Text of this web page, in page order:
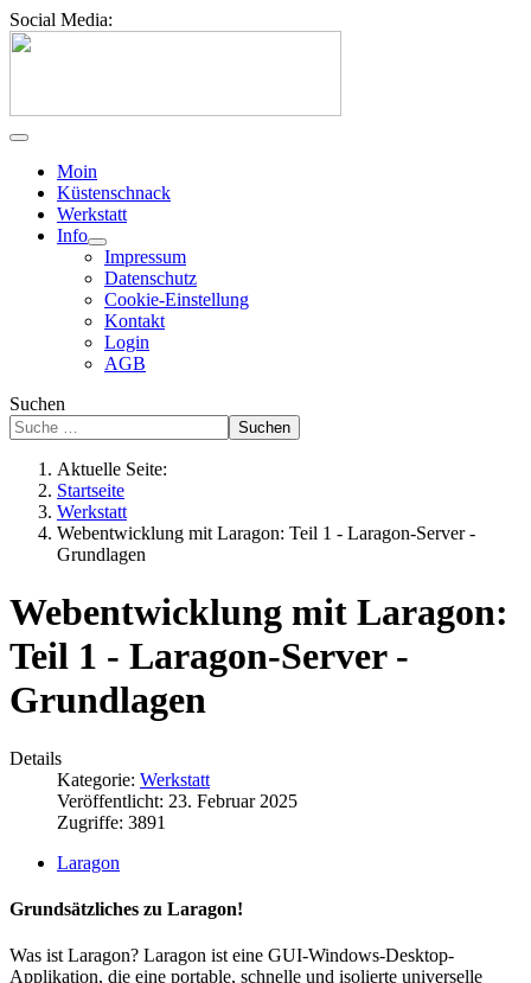
Social Media:
Moin
Küstenschnack
Werkstatt
Info
Impressum
Datenschutz
Cookie-Einstellung
Kontakt
Login
AGB
Suchen
Suchen
Aktuelle Seite:
Startseite
Werkstatt
Webentwicklung mit Laragon: Teil 1 - Laragon-Server -
Grundlagen
Webentwicklung mit Laragon:
Teil 1 - Laragon-Server -
Grundlagen
Details
Kategorie: Werkstatt
Veröffentlicht: 23. Februar 2025
Zugriffe: 3891
Laragon
Grundsätzliches zu Laragon!
Was ist Laragon? Laragon ist eine GUI-Windows-Desktop-
Applikation, die eine portable, schnelle und isolierte universelle